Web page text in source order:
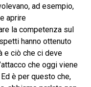
ad esempio,
aprire
la competenza sul
hanno ottenuto
e ciò che ci deve
che oggi viene
è per questo che,